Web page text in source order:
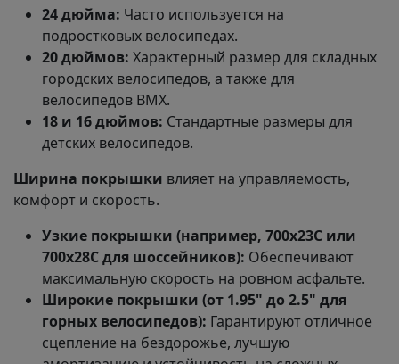
24 дюйма: Часто используется на
подростковых велосипедах.
20 дюймов: Характерный размер для складных
городских велосипедов, а также для
велосипедов BMX.
18 и 16 дюймов: Стандартные размеры для
детских велосипедов.
Ширина покрышки влияет на управляемость,
комфорт и скорость.
Узкие покрышки (например, 700x23C или
700x28C для шоссейников): Обеспечивают
максимальную скорость на ровном асфальте.
Широкие покрышки (от 1.95" до 2.5" для
горных велосипедов): Гарантируют отличное
сцепление на бездорожье, лучшую